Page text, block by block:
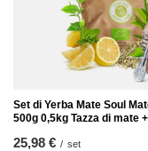
Set di Yerba Mate Soul
500g 0,5kg Tazza di mate
25,98 € / set